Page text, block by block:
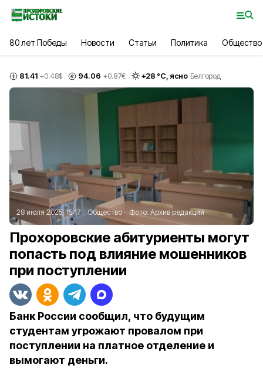
80 лет Победы Новости Статьи Политика Общество
81.41 +0.48$ 94.06 +0.87€ +28 °С, ясно Белгород
28 июля 2025, 15:17 Общество Фото: Архив редакции
Прохоровские абитуриенты могут
попасть под влияние мошенников
при поступлении
Банк России сообщил, что будущим
студентам угрожают провалом при
поступлении на платное отделение и
вымогают деньги.